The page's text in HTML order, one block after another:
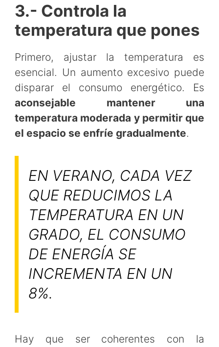
3.- Controla la
temperatura que pones
Primero, ajustar la temperatura es
esencial. Un aumento excesivo puede
disparar el consumo energético. Es
aconsejable mantener una
temperatura moderada y permitir que
el espacio se enfríe gradualmente.
EN VERANO, CADA VEZ
QUE REDUCIMOS LA
TEMPERATURA EN UN
GRADO, EL CONSUMO
DE ENERGÍA SE
INCREMENTA EN UN
8%.
Hay que ser coherentes con la